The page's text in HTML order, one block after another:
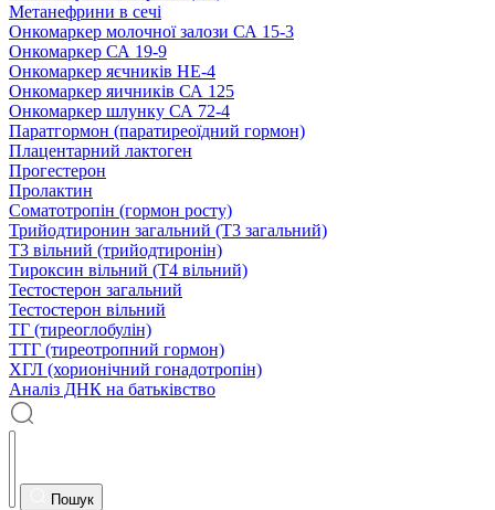
Метанефрини в сечі
Онкомаркер молочної залози СА 15-3
Онкомаркер СА 19-9
Онкомаркер яєчників НЕ-4
Онкомаркер яичників СА 125
Онкомаркер шлунку СА 72-4
Паратгормон (паратиреоїдний гормон)
Плацентарний лактоген
Прогестерон
Пролактин
Соматотропін (гормон росту)
Трийодтиронин загальний (Т3 загальний)
Т3 вільний (трийодтиронін)
Тироксин вільний (Т4 вільний)
Тестостерон загальний
Тестостерон вільний
ТГ (тиреоглобулін)
ТТГ (тиреотропний гормон)
ХГЛ (хорионічний гонадотропін)
Аналіз ДНК на батьківство
Пошук